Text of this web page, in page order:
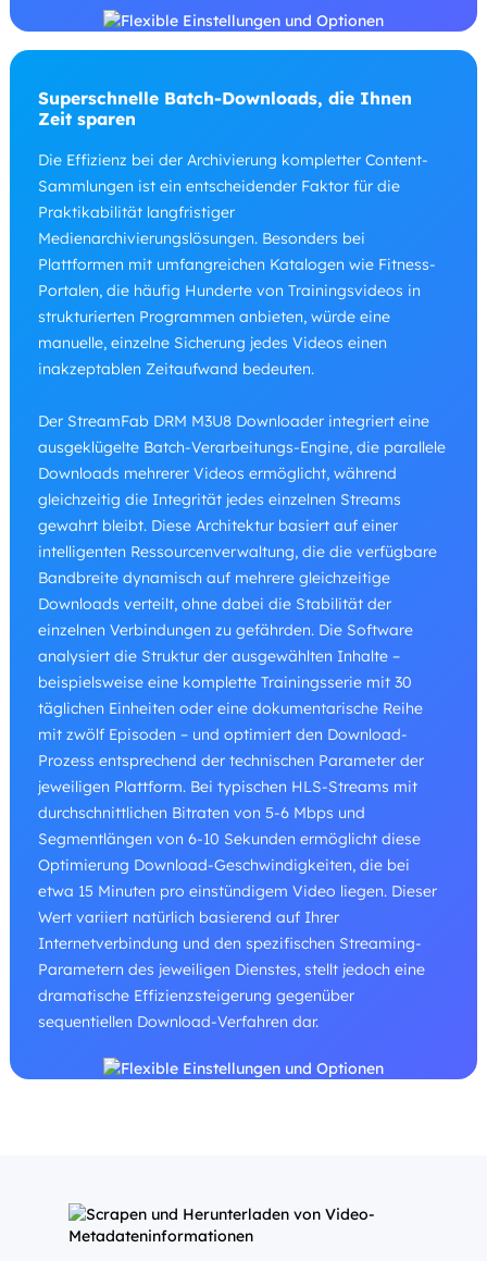
Superschnelle Batch-Downloads, die Ihnen
Zeit sparen
Die Effizienz bei der Archivierung kompletter Content-
Sammlungen ist ein entscheidender Faktor für die
Praktikabilität langfristiger
Medienarchivierungslösungen. Besonders bei
Plattformen mit umfangreichen Katalogen wie Fitness-
Portalen, die häufig Hunderte von Trainingsvideos in
strukturierten Programmen anbieten, würde eine
manuelle, einzelne Sicherung jedes Videos einen
inakzeptablen Zeitaufwand bedeuten.
Der StreamFab DRM M3U8 Downloader integriert eine
ausgeklügelte Batch-Verarbeitungs-Engine, die parallele
Downloads mehrerer Videos ermöglicht, während
gleichzeitig die Integrität jedes einzelnen Streams
gewahrt bleibt. Diese Architektur basiert auf einer
intelligenten Ressourcenverwaltung, die die verfügbare
Bandbreite dynamisch auf mehrere gleichzeitige
Downloads verteilt, ohne dabei die Stabilität der
einzelnen Verbindungen zu gefährden. Die Software
analysiert die Struktur der ausgewählten Inhalte –
beispielsweise eine komplette Trainingsserie mit 30
täglichen Einheiten oder eine dokumentarische Reihe
mit zwölf Episoden – und optimiert den Download-
Prozess entsprechend der technischen Parameter der
jeweiligen Plattform. Bei typischen HLS-Streams mit
durchschnittlichen Bitraten von 5-6 Mbps und
Segmentlängen von 6-10 Sekunden ermöglicht diese
Optimierung Download-Geschwindigkeiten, die bei
etwa 15 Minuten pro einstündigem Video liegen. Dieser
Wert variiert natürlich basierend auf Ihrer
Internetverbindung und den spezifischen Streaming-
Parametern des jeweiligen Dienstes, stellt jedoch eine
dramatische Effizienzsteigerung gegenüber
sequentiellen Download-Verfahren dar.